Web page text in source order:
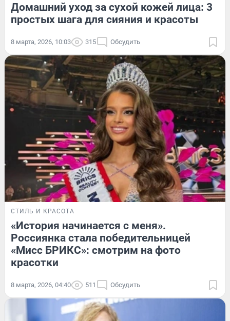
Домашний уход за сухой кожей лица: 3
простых шага для сияния и красоты
8 марта, 2026, 10:03 315 Обсудить
СТИЛЬ И КРАСОТА
«История начинается с меня».
Россиянка стала победительницей
«Мисс БРИКС»: смотрим на фото
красотки
8 марта, 2026, 04:40 511 Обсудить